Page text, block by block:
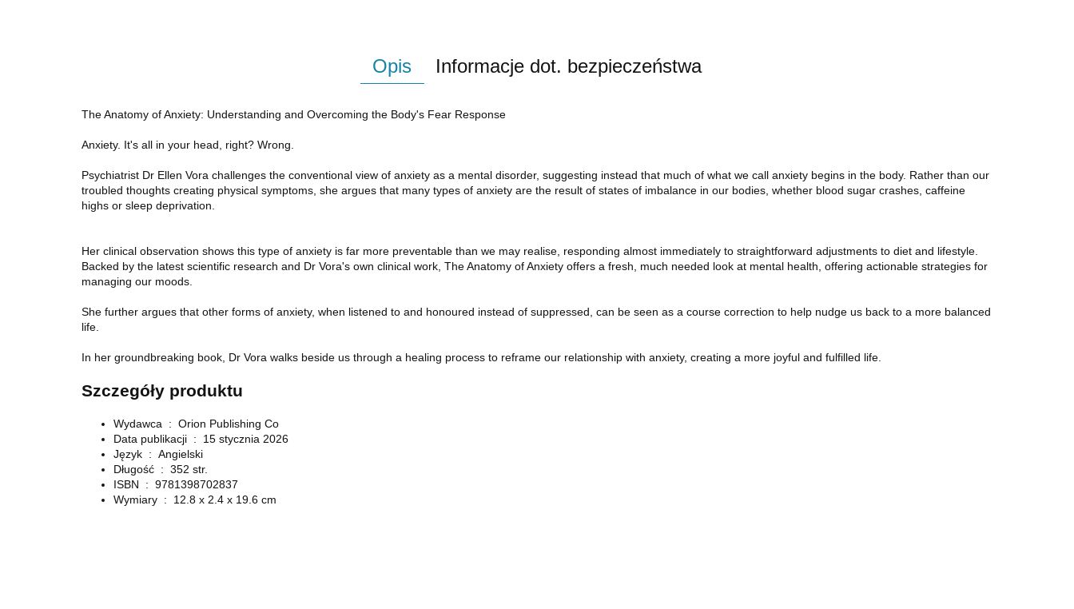
Opis Informacje dot. bezpieczeństwa
The Anatomy of Anxiety: Understanding and Overcoming the Body's Fear Response
Anxiety. It's all in your head, right? Wrong.
Psychiatrist Dr Ellen Vora challenges the conventional view of anxiety as a mental disorder, suggesting instead that much of what we call anxiety begins in the body. Rather than our
troubled thoughts creating physical symptoms, she argues that many types of anxiety are the result of states of imbalance in our bodies, whether blood sugar crashes, caffeine
highs or sleep deprivation.
Her clinical observation shows this type of anxiety is far more preventable than we may realise, responding almost immediately to straightforward adjustments to diet and lifestyle.
Backed by the latest scientific research and Dr Vora's own clinical work, The Anatomy of Anxiety offers a fresh, much needed look at mental health, offering actionable strategies for
managing our moods.
She further argues that other forms of anxiety, when listened to and honoured instead of suppressed, can be seen as a course correction to help nudge us back to a more balanced
life.
In her groundbreaking book, Dr Vora walks beside us through a healing process to reframe our relationship with anxiety, creating a more joyful and fulfilled life.
Szczegóły produktu
Wydawca ‏ : ‎ Orion Publishing Co
Data publikacji ‏ : ‎
15 stycznia 2026
Język ‏ : ‎ Angielski
Długość ‏ : ‎ 352 str.
ISBN ‏ : ‎ 9781398702837
Wymiary ‏ : ‎
12.8 x 2.4 x 19.6 cm